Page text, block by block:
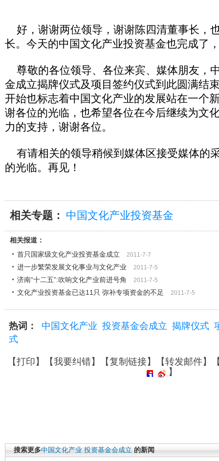
好，谢谢两位领导，谢谢陈四清董事长，
长。今天的中国文化产业投资基金也完成了
尊敬的各位领导、各位来宾、媒体朋友，
金成立揭牌仪式及项目签约仪式到此圆满结
开始也标志着中国文化产业的发展站在一个
谢各位的光临，也希望各位在今后继续为文
力的支持，谢谢各位。
有请相关的领导稍候到媒体区接受媒体的
的光临。再见！
相关专题： 中国文化产业投资基金
相关报道：
首只国家级文化产业投资基金成立
2011-7-7
进一步繁荣发展文化事业与文化产业 2011-7-5
济南“十二五”:吹响文化产业前进号角 2011-7-5
文化产业投资基金已达11只 弥补专项资金的不足 2011-7-5
热词： 中国文化产业 投资基金会成立 揭牌仪式
式
【打印】【我要纠错】【复制链接】【转发邮件】
】
搜索更多中国文化产业 投资基金会成立 的新闻